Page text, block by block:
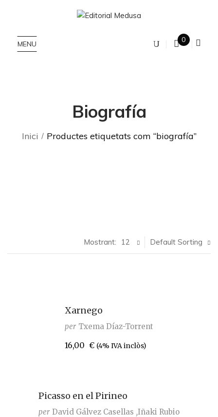
MENU 0
Biografía
Inici Productes etiquetats com “biografía”
Default Sorting
Mostrant: 12
Xarnego
per Txema Díaz-Torrent
16,00 € (4% IVA inclòs)
Picasso en el Pirineo
per David Gálvez Casellas Iñaki Rubio